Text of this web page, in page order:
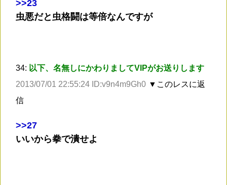
>>23
虫悪だと虫格闘は等倍なんですが
34: 以下、名無しにかわりましてVIPがお送りします
2013/07/01 22:55:24 ID:v9n4m9Gh0 ▼このレスに返
信
>>27
いいから拳で潰せよ